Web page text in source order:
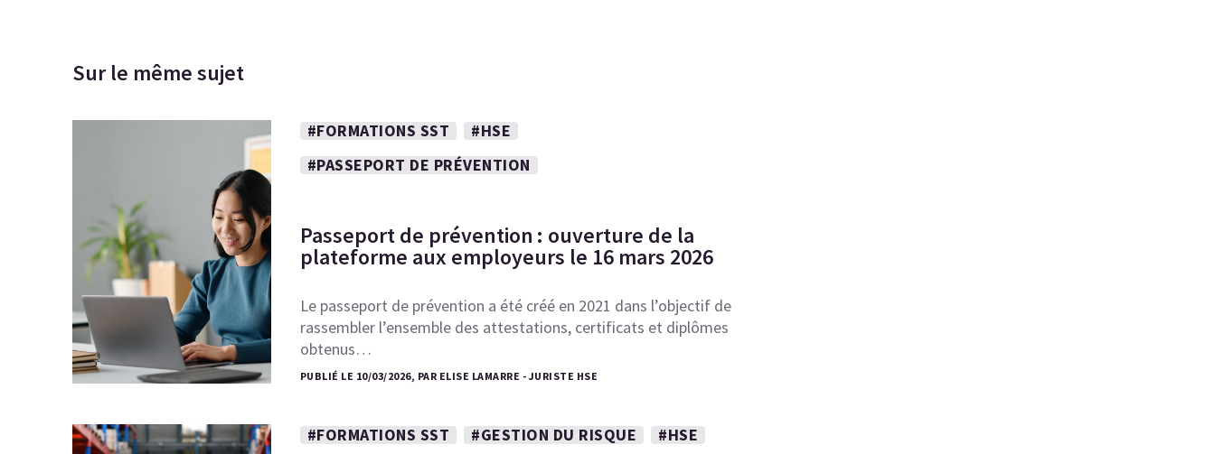
Sur le même sujet
#FORMATIONS SST
#HSE
#PASSEPORT DE PRÉVENTION
Passeport de prévention : ouverture de la
plateforme aux employeurs le 16 mars 2026
Le passeport de prévention a été créé en 2021 dans l’objectif de
rassembler l’ensemble des attestations, certificats et diplômes
obtenus…
PUBLIÉ LE 10/03/2026, PAR ELISE LAMARRE - JURISTE HSE
#FORMATIONS SST #GESTION DU RISQUE #HSE